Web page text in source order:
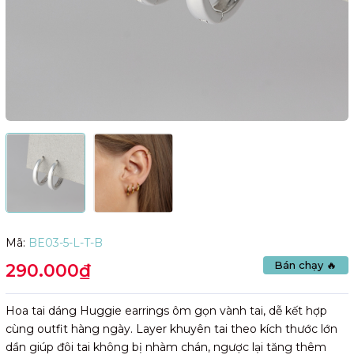
Mã: BE03-5-L-T-B
Bán chạy 🔥
290.000₫
Hoa tai dáng Huggie earrings ôm gọn vành tai, dễ kết hợp
cùng outfit hàng ngày. Layer khuyên tai theo kích thước lớn
dần giúp đôi tai không bị nhàm chán, ngược lại tăng thêm